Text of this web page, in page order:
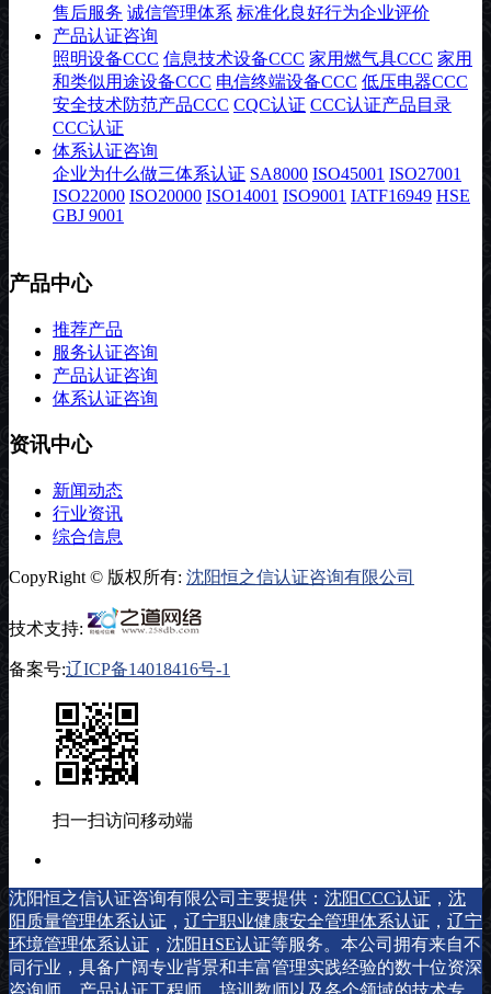
售后服务 诚信管理体系 标准化良好行为企业评价
产品认证咨询
照明设备CCC 信息技术设备CCC 家用燃气具CCC 家用
和类似用途设备CCC 电信终端设备CCC 低压电器CCC
安全技术防范产品CCC CQC认证 CCC认证产品目录
CCC认证
体系认证咨询
企业为什么做三体系认证 SA8000 ISO45001 ISO27001
ISO22000 ISO20000 ISO14001 ISO9001 IATF16949 HSE
GBJ 9001
产品中心
推荐产品
服务认证咨询
产品认证咨询
体系认证咨询
资讯中心
新闻动态
行业资讯
综合信息
CopyRight © 版权所有: 沈阳恒之信认证咨询有限公司
技术支持:
备案号:辽ICP备14018416号-1
扫一扫访问移动端
沈阳恒之信认证咨询有限公司主要提供： 沈阳CCC认证 ， 沈
阳质量管理体系认证 ， 辽宁职业健康安全管理体系认证 ， 辽宁
环境管理体系认证 ， 沈阳HSE认证等服务。本公司拥有来自不
同行业，具备广阔专业背景和丰富管理实践经验的数十位资深
咨询师、产品认证工程师、培训教师以及各个领域的技术专